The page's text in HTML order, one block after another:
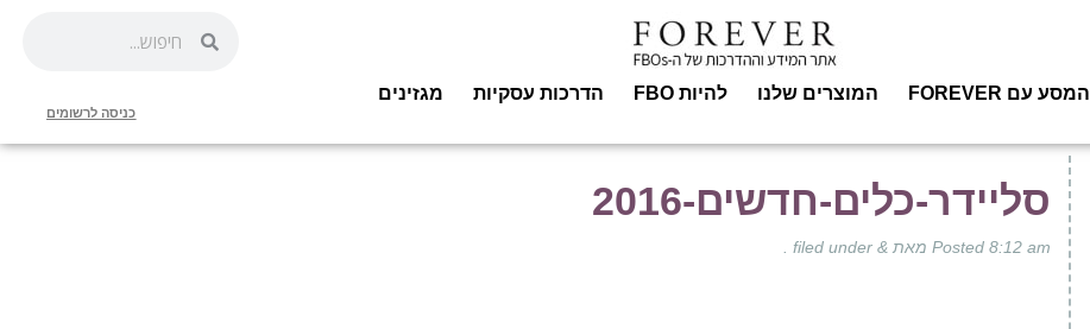
המסע עם FOREVER המוצרים שלנו להיות FBO הדרכות עסקיות מגזינים
כניסה לרשומים
סליידר-כלים-חדשים-2016
Posted 8:12 am מאת &